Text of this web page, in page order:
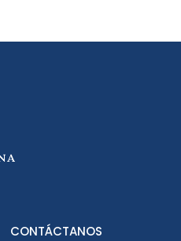
CONTÁCTANOS